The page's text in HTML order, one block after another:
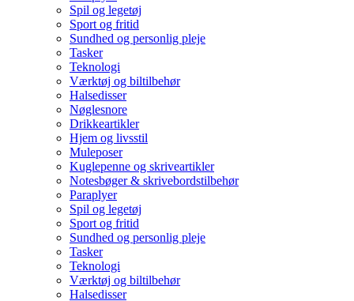
Spil og legetøj
Sport og fritid
Sundhed og personlig pleje
Tasker
Teknologi
Værktøj og biltilbehør
Halsedisser
Nøglesnore
Drikkeartikler
Hjem og livsstil
Muleposer
Kuglepenne og skriveartikler
Notesbøger & skrivebordstilbehør
Paraplyer
Spil og legetøj
Sport og fritid
Sundhed og personlig pleje
Tasker
Teknologi
Værktøj og biltilbehør
Halsedisser